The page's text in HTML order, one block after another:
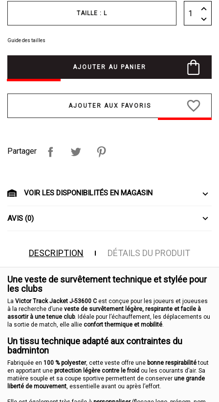
TAILLE : L
Guide des tailles
AJOUTER AU PANIER
favorite_border
Partager
VOIR LES DISPONIBILITÉS EN MAGASIN
AVIS (0)
DESCRIPTION DÉTAILS DU PRODUIT
Une veste de survêtement technique et stylée pour
les clubs
La Victor Track Jacket J-53600 C est conçue pour les joueurs et joueuses
à la recherche d’une veste de survêtement légère, respirante et facile à
assortir à une tenue club. Idéale pour l’échauffement, les déplacements ou
la sortie de match, elle allie confort thermique et mobilité.
Un tissu technique adapté aux contraintes du
badminton
Fabriquée en 100 % polyester, cette veste offre une bonne respirabilitétout
en apportant une protection légère contre le froid ou les courants d’air. Sa
matière souple et sa coupe sportive permettent de conserver une grande
liberté de mouvement, essentielle avant ou après l’effort.